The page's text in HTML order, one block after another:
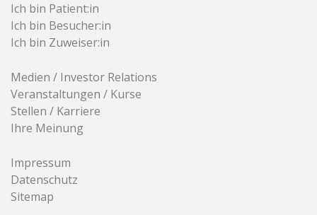
Ich bin Patient:in
Ich bin Besucher:in
Ich bin Zuweiser:in
Medien / Investor Relations
Veranstaltungen / Kurse
Stellen / Karriere
Ihre Meinung
Impressum
Datenschutz
Sitemap